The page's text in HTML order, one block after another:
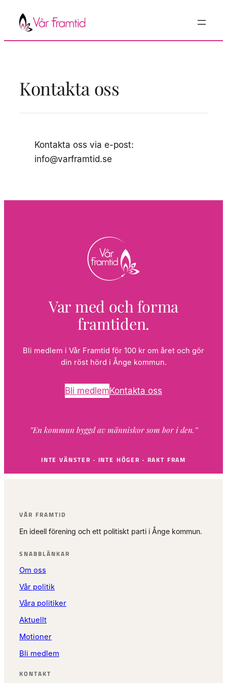
Hoppa
innehåll
Kontakta oss
Kontakta oss via e-post:
info@varframtid.se
Var med och forma
framtiden.
Bli medlem i Vår Framtid för 100 kr om året och gör
din röst hörd i Ånge kommun.
Bli medlem Kontakta oss
”En kommun byggd av människor som bor i den.”
INTE VÄNSTER · INTE HÖGER · RAKT FRAM
VÅR FRAMTID
En ideell förening och ett politiskt parti i Ånge kommun.
SNABBLÄNKAR
Om oss
Vår politik
Våra politiker
Aktuellt
Motioner
Bli medlem
KONTAKT